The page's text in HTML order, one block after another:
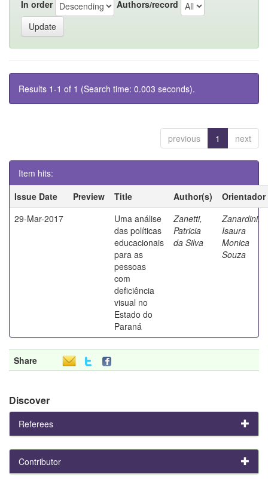
In order Authors/record
Results 1-1 of 1 (Search time: 0.003 seconds).
previous 1 next
Item hits:
Issue Date
Preview Title Author(s)
Orientador
29-Mar-2017
Uma análise
das políticas
educacionais
para as
pessoas
com
deficiência
visual no
Estado do
Paraná
Zanetti,
Patricia
da Silva
Zanardini,
Isaura
Monica
Souza
Share
Discover
Referees
Contributor